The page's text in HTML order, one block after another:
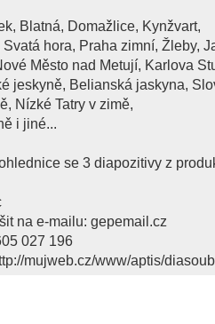
Blatná, Domažlice, Kynžvart,
Svatá hora, Praha zimní, Žleby,
Město nad Metují, Karlova
jeskyně, Belianská jaskyna,
Nízké Tatry v zimě,
i jiné...
se 3 diapozitivy z
na e-mailu: gepemail.cz
027 196
mujweb.cz/www/aptis/